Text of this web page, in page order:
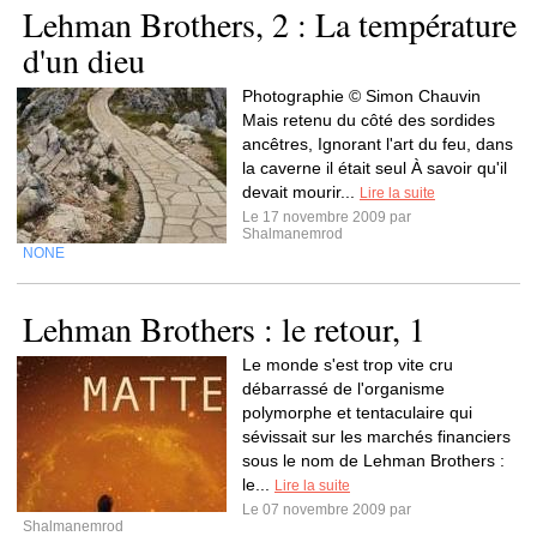
Lehman Brothers, 2 : La température
d'un dieu
Photographie © Simon Chauvin
Mais retenu du côté des sordides
ancêtres, Ignorant l'art du feu, dans
la caverne il était seul À savoir qu'il
devait mourir...
Lire la suite
Le 17 novembre 2009 par
Shalmanemrod
NONE
Lehman Brothers : le retour, 1
Le monde s'est trop vite cru
débarrassé de l'organisme
polymorphe et tentaculaire qui
sévissait sur les marchés financiers
sous le nom de Lehman Brothers :
le...
Lire la suite
Le 07 novembre 2009 par
Shalmanemrod